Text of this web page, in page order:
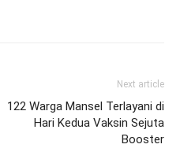
Next article
122 Warga Mansel Terlayani di
Hari Kedua Vaksin Sejuta
Booster